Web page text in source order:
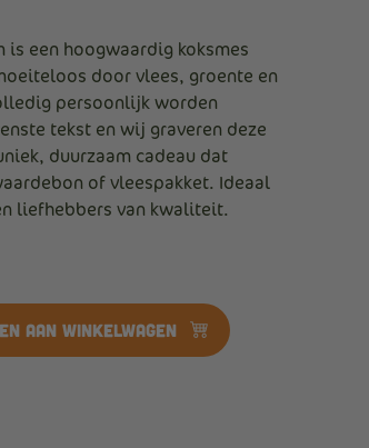
is een hoogwaardig koksmes
door vlees, groente en
persoonlijk worden
tekst en wij graveren deze
duurzaam cadeau dat
of vleespakket. Ideaal
liefhebbers van kwaliteit.
aan winkelwagen